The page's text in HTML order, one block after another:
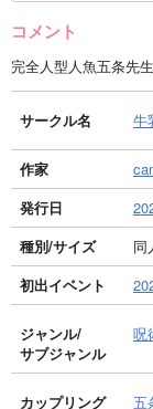
コメント
完全人型人魚五条先
サークル名 牛
作家
発行日
種別/サイズ
同
初出イベント
ジャンル/
サブジャンル
呪
カップリング 五